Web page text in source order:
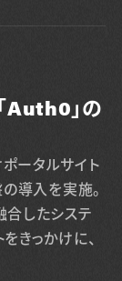
Auth0」の
ータルサイト
導入を実施。
合したシステ
きっかけに、